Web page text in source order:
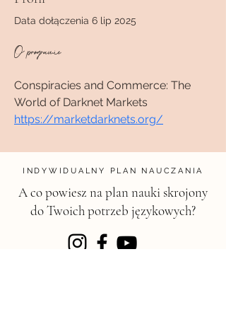
Data dołączenia 6 lip 2025
O programie
Conspiracies and Commerce: The
World of Darknet Markets
https://marketdarknets.org/
INDYWIDUALNY PLAN NAUCZANIA
A co powiesz na plan nauki skrojony
do Twoich potrzeb językowych?